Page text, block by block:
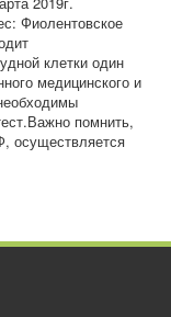
Фиолентовское
клетки один
медицинского и
помнить,
осуществляется